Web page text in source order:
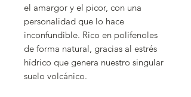
el amargor y el picor, con una
personalidad que lo hace
inconfundible. Rico en polifenoles
de forma natural, gracias al estrés
hídrico que genera nuestro singular
suelo volcánico.